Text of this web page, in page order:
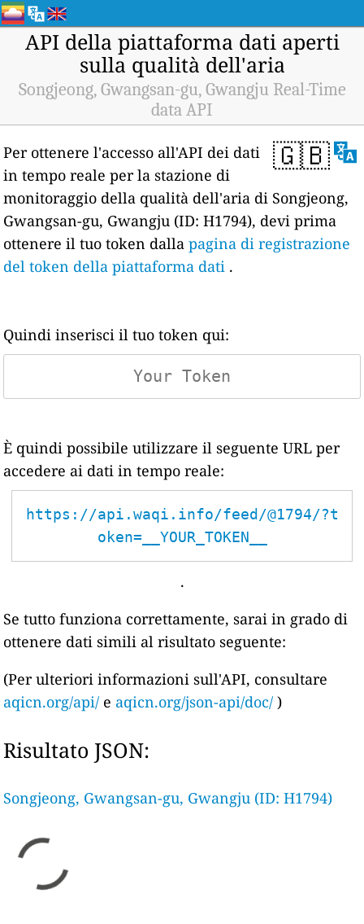
API della piattaforma dati aperti
sulla qualità dell'aria
Songjeong, Gwangsan-gu, Gwangju Real-Time
data API
🇬🇧
Per ottenere l'accesso all'API dei dati
in tempo reale per la stazione di
monitoraggio della qualità dell'aria di Songjeong,
Gwangsan-gu, Gwangju (ID: H1794), devi prima
ottenere il tuo token dallapagina di registrazione
del token della piattaforma dati .
Quindi inserisci il tuo token qui:
È quindi possibile utilizzare il seguente URL per
accedere ai dati in tempo reale:
https://api.waqi.info/feed/@1794/?t
oken=__YOUR_TOKEN__
.
Se tutto funziona correttamente, sarai in grado di
ottenere dati simili al risultato seguente:
(Per ulteriori informazioni sull'API, consultare
aqicn.org/api/ e aqicn.org/json-api/doc/ )
Risultato JSON:
Songjeong, Gwangsan-gu, Gwangju (ID: H1794)